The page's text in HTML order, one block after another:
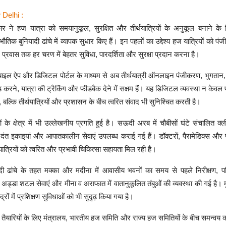
Delhi :
ने हज यात्रा को समयानुकूल, सुरक्षित और तीर्थयात्रियों के अनुकूल बनाने के
बुनियादी ढांचे में व्यापक सुधार किए हैं। इन पहलों का उद्देश्य हज यात्रियों को
तक हर चरण में बेहतर सुविधा, पारदर्शिता और सुरक्षा प्रदान करना है।
ऐप और डिजिटल पोर्टल के माध्यम से अब तीर्थयात्री ऑनलाइन पंजीकरण, भुगतान,
करने, यात्रा की ट्रैकिंग और फीडबैक देने में सक्षम हैं। यह डिजिटल व्यवस्था न केवल
तीर्थयात्रियों और प्रशासन के बीच त्वरित संवाद भी सुनिश्चित करती है।
के क्षेत्र में भी उल्लेखनीय प्रगति हुई है। सऊदी अरब में चौबीसों घंटे संचालित
इकाइयां और आपातकालीन सेवाएं उपलब्ध कराई गई हैं। डॉक्टरों, पैरामेडिक्स और
को त्वरित और प्रभावी चिकित्सा सहायता मिल रही है।
ढांचे के तहत मक्का और मदीना में आवासीय भवनों का समय से पहले निरीक्षण,
अड्डा शटल सेवाएं और मीना व अराफात में वातानुकूलित तंबुओं की व्यवस्था की गई है।
में प्रशिक्षण सुविधाओं को भी सुदृढ़ किया गया है।
के लिए मंत्रालय, भारतीय हज समिति और राज्य हज समितियों के बीच समन्वय